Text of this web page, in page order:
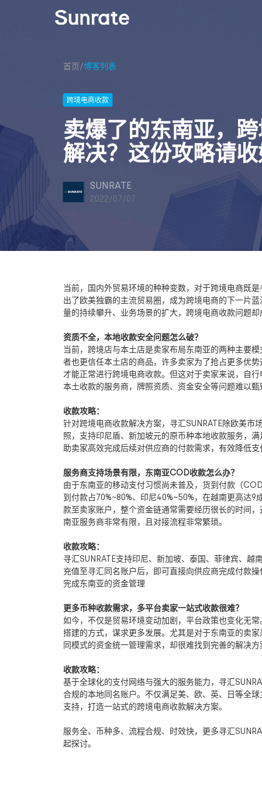
首页/博客列表
跨境电商收款
卖爆了的东南亚，
解决？这份攻略请
SUNRATE
2022/07/07
当前，国内外贸易环境的种种变数，对于跨境电商既
出了欧美独霸的主流贸易圈，成为跨境电商的下一片
量的持续攀升、业务场景的扩大，跨境电商收款问题
资质不全，本地收款安全问题怎么破？
当前，跨境店与本土店是卖家布局东南亚的两种主要
者也更信任本土店的商品，许多卖家为了抢占更多优
才能正常进行跨境电商收款。但这对于卖家来说，自
本土收款的服务商，牌照资质、资金安全等问题难以甄
收款攻略：
针对跨境电商收款解决方案，寻汇SUNRATE除欧美市
照，支持印尼盾、新加坡元的原币种本地收款服务，
助卖家高效完成后续对供应商的付款需求，有效降低支
服务商支持场景有限，东南亚COD收款怎么办？
由于东南亚的移动支付习惯尚未普及，货到付款（
到付款占70%~80%、印尼40%~50%，在越南更高达9
款至卖家账户，整个资金链通常需要经历很长的时间
南亚服务商非常有限，且对接流程非常繁琐。
收款攻略：
寻汇SUNRATE支持印尼、新加坡、泰国、菲律宾、越
充值至寻汇同名账户后，即可直接向供应商完成付款
完成东南亚的资金管理
更多币种收款需求，多平台卖家一站式收款很难？
如今，不仅是贸易环境变动加剧，平台政策也变化无
搭建的方式，谋求更多发展。尤其是对于东南亚的卖
同模式的资金统一管理需求，却很难找到完善的解决方
收款攻略：
基于全球化的支付网络与强大的服务能力，寻汇
合规的本地同名账户。不仅满足美、欧、英、日等全
支持，打造一站式的跨境电商收款解决方案。
服务全、币种多、流程合规、时效快，更多寻汇
起探讨。